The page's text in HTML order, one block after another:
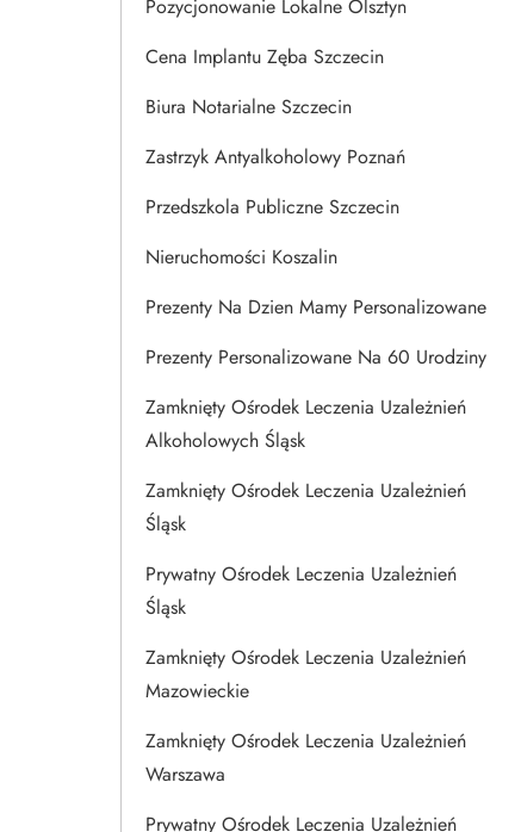
Pozycjonowanie Lokalne Olsztyn
Cena Implantu Zęba Szczecin
Biura Notarialne Szczecin
Zastrzyk Antyalkoholowy Poznań
Przedszkola Publiczne Szczecin
Nieruchomości Koszalin
Prezenty Na Dzien Mamy Personalizowane
Prezenty Personalizowane Na 60 Urodziny
Zamknięty Ośrodek Leczenia Uzależnień
Alkoholowych Śląsk
Zamknięty Ośrodek Leczenia Uzależnień
Śląsk
Prywatny Ośrodek Leczenia Uzależnień
Śląsk
Zamknięty Ośrodek Leczenia Uzależnień
Mazowieckie
Zamknięty Ośrodek Leczenia Uzależnień
Warszawa
Prywatny Ośrodek Leczenia Uzależnień